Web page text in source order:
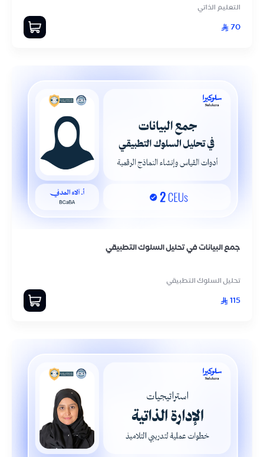
التعليم الذاتي
70
جمع البيانات في تحليل السلوك التطبيقي
تحليل السلوك التطبيقي
115